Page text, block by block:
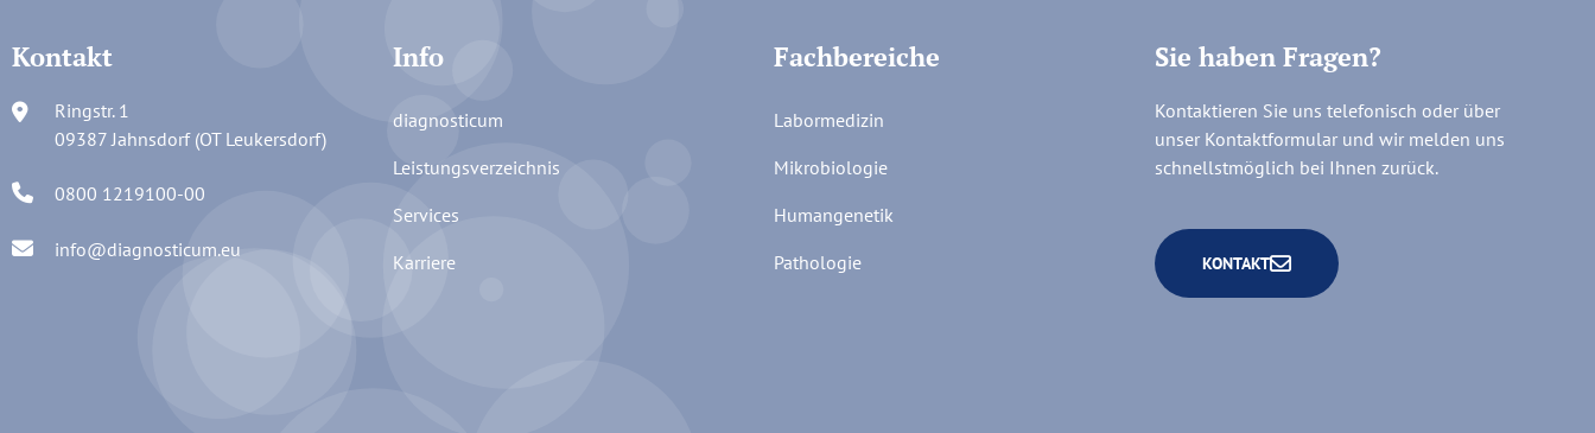
Kontakt
Ringstr. 1
09387 Jahnsdorf (OT Leukersdorf)
0800 1219100-00
info@diagnosticum.eu
Info
diagnosticum
Leistungsverzeichnis
Services
Karriere
Fachbereiche
Labormedizin
Mikrobiologie
Humangenetik
Pathologie
Sie haben Fragen?
Kontaktieren Sie uns telefonisch oder über
unser Kontaktformular und wir melden uns
schnellstmöglich bei Ihnen zurück.
KONTAKT